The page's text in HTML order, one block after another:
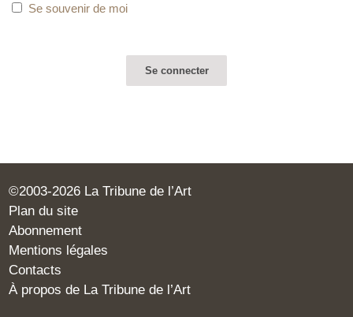
Se souvenir de moi
©2003-2026 La Tribune de l’Art
Plan du site
Abonnement
Mentions légales
Contacts
À propos de La Tribune de l’Art